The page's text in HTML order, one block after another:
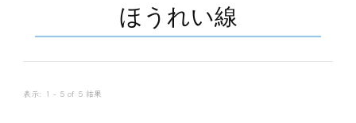
エステ
ほうれい線
表示: 1 - 5 of 5 結果